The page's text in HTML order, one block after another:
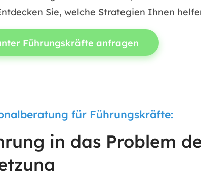
Sie, welche Strategien Ihnen
Führungskräfte anfragen
für Führungskräfte:
in das Problem